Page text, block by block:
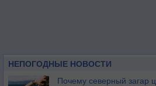
НЕПОГОДНЫЕ НОВОСТИ
Почему северный загар